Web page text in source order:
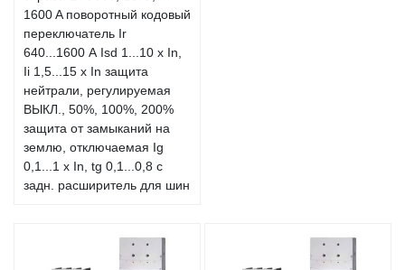
1600 A поворотный кодовый
переключатель Ir
640...1600 А Isd 1...10 x In,
Ii 1,5...15 x In защита
нейтрали, регулируемая
ВЫКЛ., 50%, 100%, 200%
защита от замыканий на
землю, отключаемая Ig
0,1...1 x In, tg 0,1...0,8 с
задн. расширитель для шин